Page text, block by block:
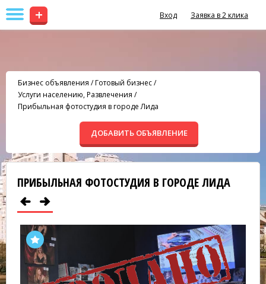
+ Вход Заявка в 2 клика
Бизнес объявления /Готовый бизнес/
Услуги населению, Развлечения /
Прибыльная фотостудия в городе Лида
ДОБАВИТЬ ОБЪЯВЛЕНИЕ
ПРИБЫЛЬНАЯ ФОТОСТУДИЯ В ГОРОДЕ ЛИДА